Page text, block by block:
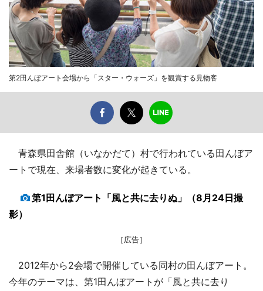
第2田んぼアート会場から「スター・ウォーズ」を観賞する見物客
青森県田舎館（いなかだて）村で行われている田んぼア
ートで現在、来場者数に変化が起きている。
第1田んぼアート「風と共に去りぬ」（8月24日撮
影）
［広告］
2012年から2会場で開催している同村の田んぼアート。
今年のテーマは、第1田んぼアートが「風と共に去り